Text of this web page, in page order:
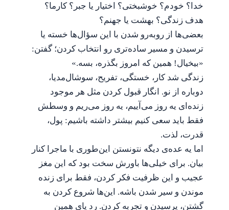
خدا؟ خودم؟ خوشبختی؟ اختیار یا جبر؟ کارما؟
هدف زندگی؟ بهشت یا جهنم؟
بعضی‌ها از روبه‌رو شدن با این سؤال‌ها خسته یا
ترسیدن و مسیر ساده‌تری رو انتخاب کردن؛ گفتن:
«بیخیال! همین که امروز بگذره، بسه.»
زندگی شد کار، خستگی، تفریح، سوشال‌مدیا،
دوباره از نو. انگار قبول کردن مثل هر موجود
زنده‌ای یه روز می‌آییم، یه روز می‌ریم و وسطش
فقط باید سعی کنیم بیشتر داشته باشیم: پول،
قدرت، لذت.
اما یه عده‌ی دیگه نتونستن این‌طوری با ماجرا کنار
بیان. برای خیلی‌ها باورش سخت بود که این مغز
عجیب و این ظرفیت فکر کردن، فقط برای زنده
موندن و سیر شدن باشه. این‌ها شروع کردن به
گشتن، پرسیدن و تجربه کردن. رد پای همین